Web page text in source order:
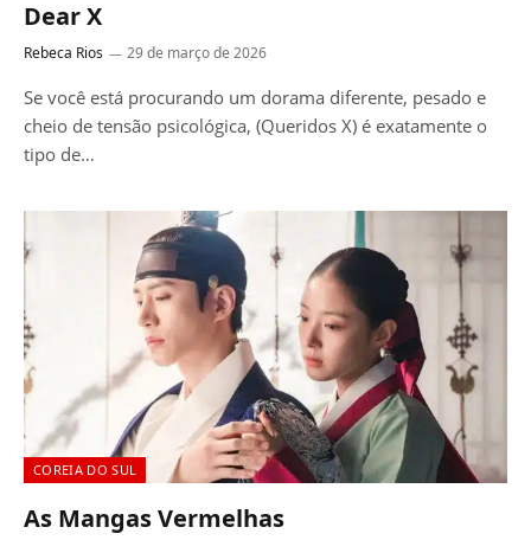
Dear X
Rebeca Rios 29 de março de 2026
Se você está procurando um dorama diferente, pesado e
cheio de tensão psicológica, (Queridos X) é exatamente o
tipo de…
COREIA DO SUL
As Mangas Vermelhas